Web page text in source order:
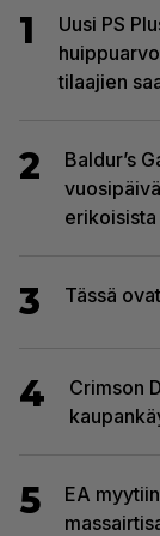
1
Uusi PS
tilaajien
2
Baldur’s
3 Tässä
4
Crimson
5
EA